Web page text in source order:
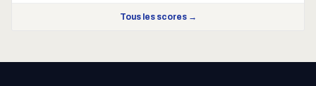
Tous les scores →